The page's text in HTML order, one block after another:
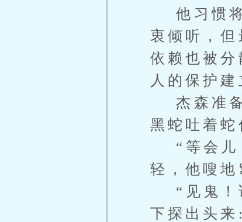
他习惯将
衷倾听，
依赖也被
人的保护建
杰森准备
黑蛇吐着蛇
“等会儿
轻，他嗖地
“见鬼！
下探出头